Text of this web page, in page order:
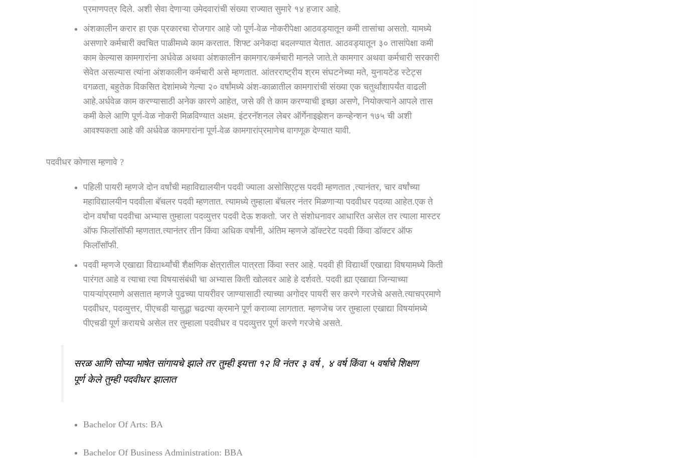
प्रमाणपत्र दिले. अशी सेवा देणाऱ्या उमेदवारांची संख्या राज्यात सुमारे १४ हजार आहे.
अंशकालीन करार हा एक प्रकारचा रोजगार आहे जो पूर्ण-वेळ नोकरीपेक्षा आठवड्यातून कमी तासांचा असतो. यामध्ये
असणारे कर्मचारी क्वचित पाळीमध्ये काम करतात. शिफ्ट अनेकदा बदलण्यात येतात. आठवड्यातून ३० तासांपेक्षा कमी
काम केल्यास कामगारांना अर्धवेळ अथवा अंशकालीन कामगार/कर्मचारी मानले जाते.ते कामगार अथवा कर्मचारी सरकारी
सेवेत असल्यास त्यांना अंशकालीन कर्मचारी असे म्हणतात. आंतरराष्ट्रीय श्रम संघटनेच्या मते, युनायटेड स्टेट्स
वगळता, बहुतेक विकसित देशांमध्ये गेल्या २० वर्षांमध्ये अंश-काळातील कामगारांची संख्या एक चतुर्थांशापर्यंत वाढली
आहे.अर्धवेळ काम करण्यासाठी अनेक कारणे आहेत, जसे की ते काम करण्याची इच्छा असणे, नियोक्त्याने आपले तास
कमी केले आणि पूर्ण-वेळ नोकरी मिळविण्यात अक्षम. इंटरनॅशनल लेबर ऑर्गेनाइझेशन कन्व्हेन्शन १७५ ची अशी
आवश्यकता आहे की अर्धवेळ कामगारांना पूर्ण-वेळ कामगारांप्रमाणेच वागणूक देण्यात यावी.
पदवीधर कोणास म्हणावे ?
पहिली पायरी म्हणजे दोन वर्षांची महाविद्यालयीन पदवी ज्याला असोसिएट्स पदवी म्हणतात ,त्यानंतर, चार वर्षांच्या
महाविद्यालयीन पदवीला बॅचलर पदवी म्हणतात. त्यामध्ये तुम्हाला बॅचलर नंतर मिळणाऱ्या पदवीधर पदव्या आहेत.एक ते
दोन वर्षांचा पदवीचा अभ्यास तुम्हाला पदव्युत्तर पदवी देऊ शकतो. जर ते संशोधनावर आधारित असेल तर त्याला मास्टर
ऑफ फिलॉसॉफी म्हणतात.त्यानंतर तीन किंवा अधिक वर्षांनी, अंतिम म्हणजे डॉक्टरेट पदवी किंवा डॉक्टर ऑफ
फिलॉसॉफी.
पदवी म्हणजे एखाद्या विद्यार्थ्यांची शैक्षणिक क्षेत्रातील पात्रता किंवा स्तर आहे. पदवी ही विद्यार्थी एखाद्या विषयामध्ये किती
पारंगत आहे व त्याचा त्या विषयासंबंधी चा अभ्यास किती खोलवर आहे हे दर्शवते. पदवी ह्या एखाद्या जिन्याच्या
पायऱ्यांप्रमाणे असतात म्हणजे पुढच्या पायरीवर जाण्यासाठी त्याच्या अगोदर पायरी सर करणे गरजेचे असते.त्याचप्रमाणे
पदवीधर, पदव्युत्तर, पीएचडी यासुद्धा चढत्या क्रमाने पूर्ण कराव्या लागतात. म्हणजेच जर तुम्हाला एखाद्या विषयांमध्ये
पीएचडी पूर्ण करायचे असेल तर तुम्हाला पदवीधर व पदव्युत्तर पूर्ण करणे गरजेचे असते.
सरळ आणि सोप्या भाषेत सांगायचे झाले तर तुम्ही इयत्ता १२ वि नंतर ३ वर्ष , ४ वर्ष किंवा ५ वर्षाचे शिक्षण
पूर्ण केले तुम्ही पदवीधर झालात
Bachelor Of Arts: BA
Bachelor Of Business Administration: BBA